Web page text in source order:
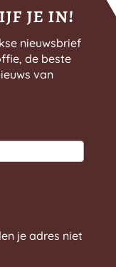
je in!
nieuwsbrief
de beste
van
je adres niet